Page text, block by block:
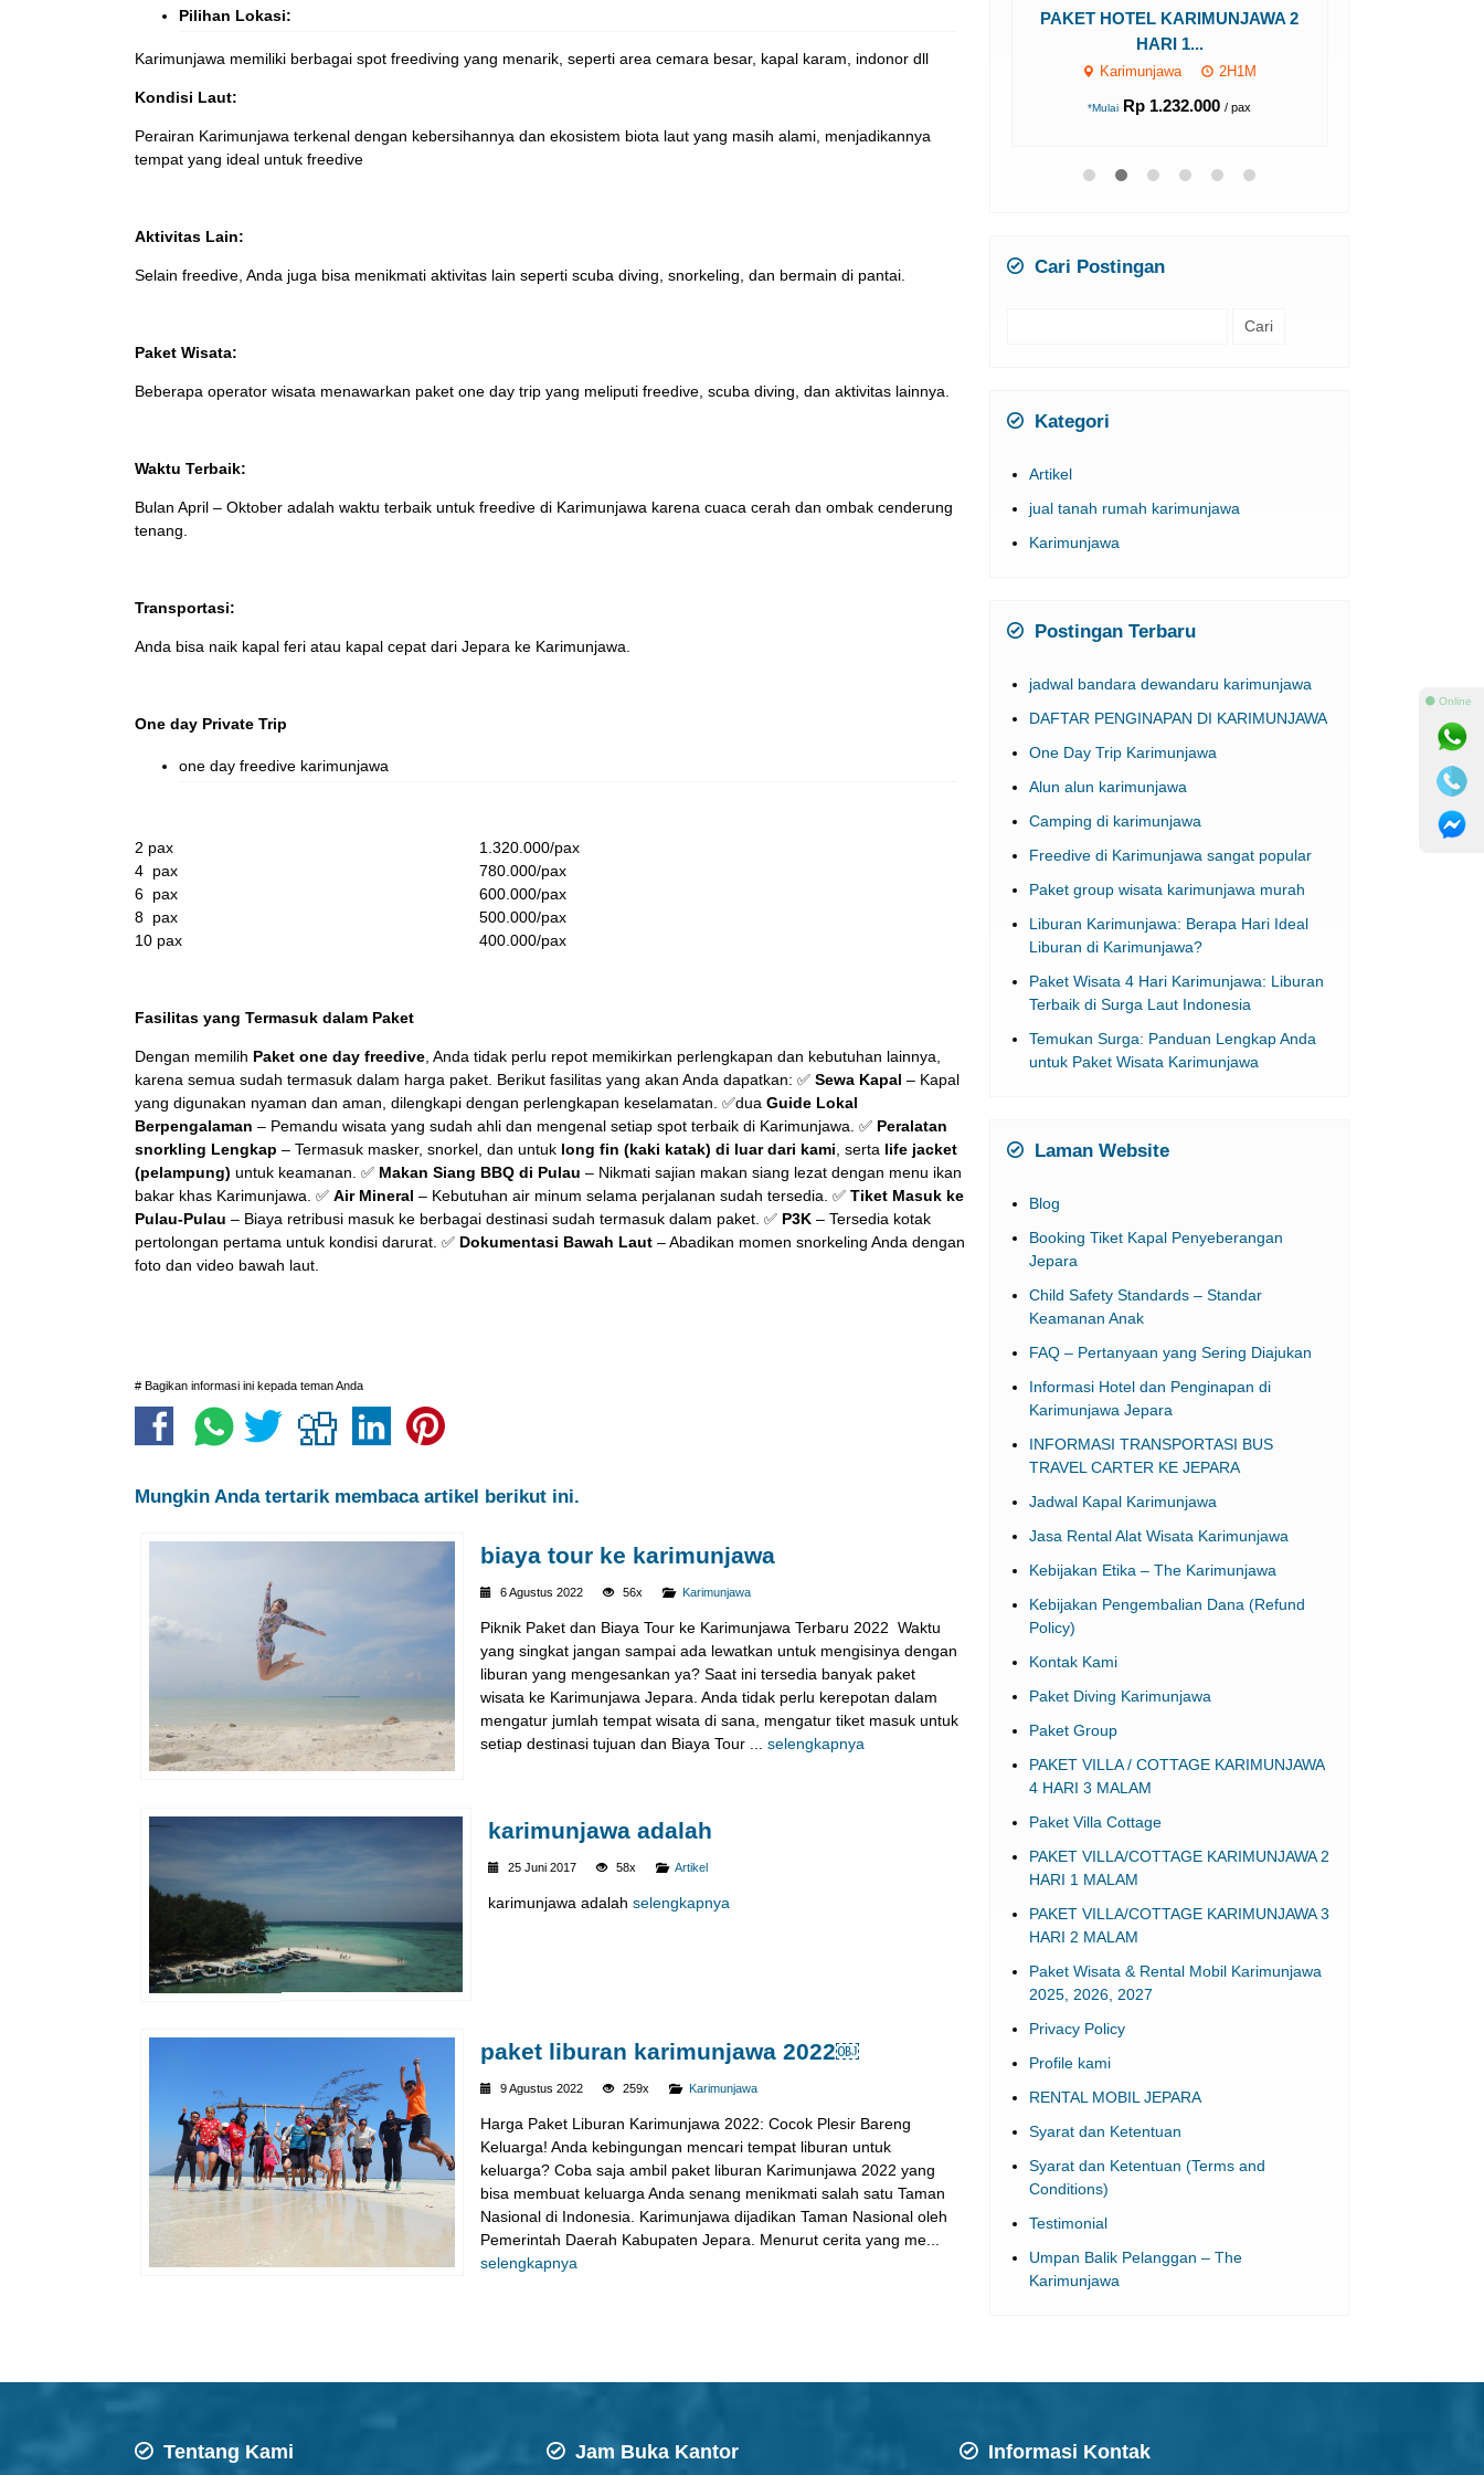
Pilihan Lokasi:
Karimunjawa memiliki berbagai spot freediving yang menarik, seperti area cemara besar, kapal karam, indonor dll
Kondisi Laut:
Perairan Karimunjawa terkenal dengan kebersihannya dan ekosistem biota laut yang masih alami, menjadikannya
tempat yang ideal untuk freedive
Aktivitas Lain:
Selain freedive, Anda juga bisa menikmati aktivitas lain seperti scuba diving, snorkeling, dan bermain di pantai.
Paket Wisata:
Beberapa operator wisata menawarkan paket one day trip yang meliputi freedive, scuba diving, dan aktivitas lainnya.
Waktu Terbaik:
Bulan April – Oktober adalah waktu terbaik untuk freedive di Karimunjawa karena cuaca cerah dan ombak cenderung
tenang.
Transportasi:
Anda bisa naik kapal feri atau kapal cepat dari Jepara ke Karimunjawa.
One day Private Trip
one day freedive karimunjawa
2 pax
1.320.000/pax
4 pax
780.000/pax
6 pax
600.000/pax
8 pax
500.000/pax
10 pax
400.000/pax
Fasilitas yang Termasuk dalam Paket
Dengan memilih Paket one day freedive , Anda tidak perlu repot memikirkan perlengkapan dan kebutuhan lainnya,
karena semua sudah termasuk dalam harga paket. Berikut fasilitas yang akan Anda dapatkan: ✅ Sewa Kapal – Kapal
yang digunakan nyaman dan aman, dilengkapi dengan perlengkapan keselamatan. ✅dua Guide Lokal
Berpengalaman – Pemandu wisata yang sudah ahli dan mengenal setiap spot terbaik di Karimunjawa. ✅ Peralatan
snorkling Lengkap – Termasuk masker, snorkel, dan untuk long fin (kaki katak) di luar dari kami , serta life jacket
(pelampung) untuk keamanan. ✅ Makan Siang BBQ di Pulau – Nikmati sajian makan siang lezat dengan menu ikan
bakar khas Karimunjawa. ✅ Air Mineral – Kebutuhan air minum selama perjalanan sudah tersedia. ✅ Tiket Masuk ke
Pulau-Pulau – Biaya retribusi masuk ke berbagai destinasi sudah termasuk dalam paket. ✅ P3K – Tersedia kotak
pertolongan pertama untuk kondisi darurat. ✅ Dokumentasi Bawah Laut – Abadikan momen snorkeling Anda dengan
foto dan video bawah laut.
# Bagikan informasi ini kepada teman Anda
Mungkin Anda tertarik membaca artikel berikut ini.
biaya tour ke karimunjawa
6 Agustus 2022 56x Karimunjawa
Piknik Paket dan Biaya Tour ke Karimunjawa Terbaru 2022 Waktu
yang singkat jangan sampai ada lewatkan untuk mengisinya dengan
liburan yang mengesankan ya? Saat ini tersedia banyak paket
wisata ke Karimunjawa Jepara. Anda tidak perlu kerepotan dalam
mengatur jumlah tempat wisata di sana, mengatur tiket masuk untuk
setiap destinasi tujuan dan Biaya Tour ... selengkapnya
karimunjawa adalah
25 Juni 2017 58x Artikel
karimunjawa adalah selengkapnya
paket liburan karimunjawa 2022￼
9 Agustus 2022 259x Karimunjawa
Harga Paket Liburan Karimunjawa 2022: Cocok Plesir Bareng
Keluarga! Anda kebingungan mencari tempat liburan untuk
keluarga? Coba saja ambil paket liburan Karimunjawa 2022 yang
bisa membuat keluarga Anda senang menikmati salah satu Taman
Nasional di Indonesia. Karimunjawa dijadikan Taman Nasional oleh
Pemerintah Daerah Kabupaten Jepara. Menurut cerita yang me...
selengkapnya
PAKET HOTEL KARIMUNJAWA 2
HARI 1...
Karimunjawa 2H1M
*Mulai Rp 1.232.000 / pax
Cari Postingan
Kategori
Artikel
jual tanah rumah karimunjawa
Karimunjawa
Postingan Terbaru
jadwal bandara dewandaru karimunjawa
DAFTAR PENGINAPAN DI KARIMUNJAWA
One Day Trip Karimunjawa
Alun alun karimunjawa
Camping di karimunjawa
Freedive di Karimunjawa sangat popular
Paket group wisata karimunjawa murah
Liburan Karimunjawa: Berapa Hari Ideal
Liburan di Karimunjawa?
Paket Wisata 4 Hari Karimunjawa: Liburan
Terbaik di Surga Laut Indonesia
Temukan Surga: Panduan Lengkap Anda
untuk Paket Wisata Karimunjawa
Laman Website
Blog
Booking Tiket Kapal Penyeberangan
Jepara
Child Safety Standards – Standar
Keamanan Anak
FAQ – Pertanyaan yang Sering Diajukan
Informasi Hotel dan Penginapan di
Karimunjawa Jepara
INFORMASI TRANSPORTASI BUS
TRAVEL CARTER KE JEPARA
Jadwal Kapal Karimunjawa
Jasa Rental Alat Wisata Karimunjawa
Kebijakan Etika – The Karimunjawa
Kebijakan Pengembalian Dana (Refund
Policy)
Kontak Kami
Paket Diving Karimunjawa
Paket Group
PAKET VILLA / COTTAGE KARIMUNJAWA
4 HARI 3 MALAM
Paket Villa Cottage
PAKET VILLA/COTTAGE KARIMUNJAWA 2
HARI 1 MALAM
PAKET VILLA/COTTAGE KARIMUNJAWA 3
HARI 2 MALAM
Paket Wisata & Rental Mobil Karimunjawa
2025, 2026, 2027
Privacy Policy
Profile kami
RENTAL MOBIL JEPARA
Syarat dan Ketentuan
Syarat dan Ketentuan (Terms and
Conditions)
Testimonial
Umpan Balik Pelanggan – The
Karimunjawa
Tentang Kami Jam Buka Kantor Informasi Kontak
⚫ Online